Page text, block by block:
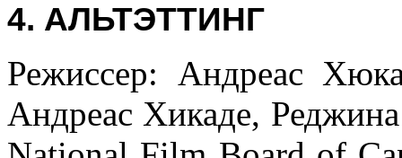
4. АЛЬТЭТТИНГ
Режиссер: Андреас
Андреас Хикаде,